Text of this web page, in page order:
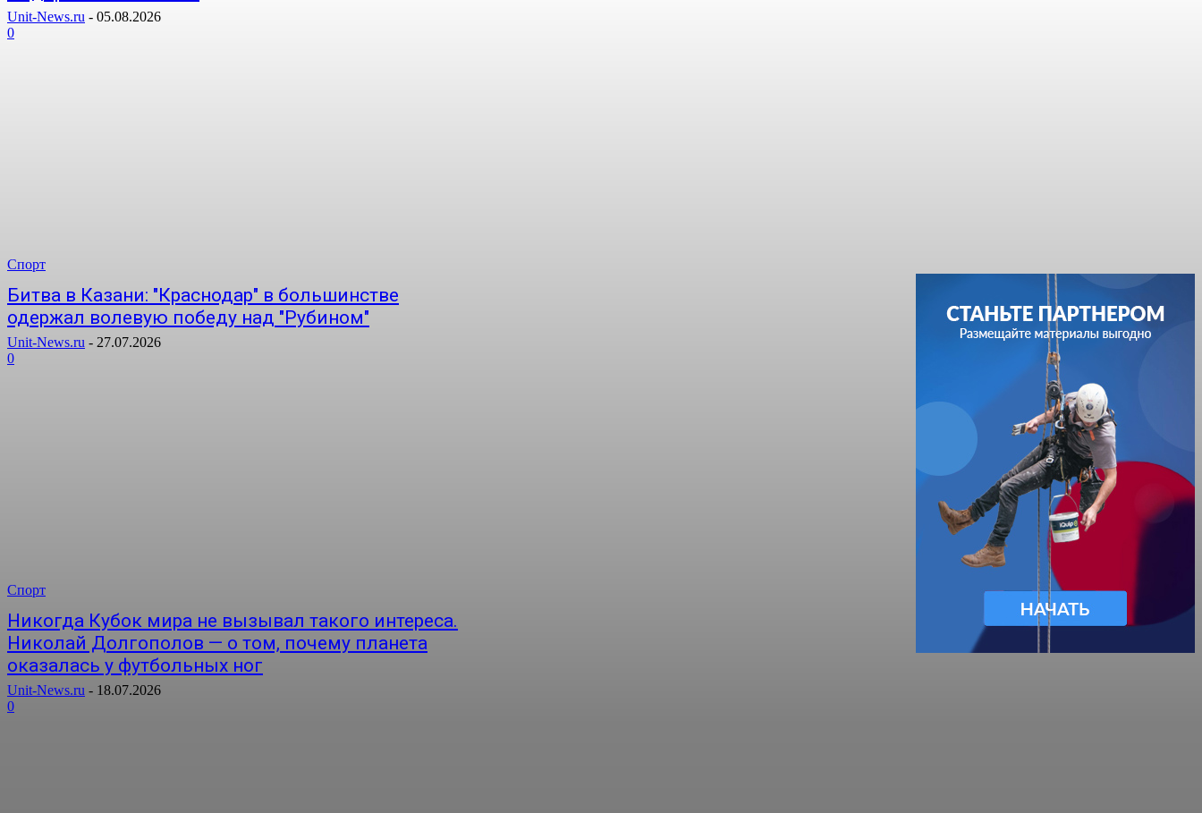
Unit-News.ru - 05.08.2026
0
Спорт
Битва в Казани: "Краснодар" в большинстве
одержал волевую победу над "Рубином"
Unit-News.ru - 27.07.2026
0
Спорт
Никогда Кубок мира не вызывал такого интереса.
Николай Долгополов — о том, почему планета
оказалась у футбольных ног
Unit-News.ru - 18.07.2026
0